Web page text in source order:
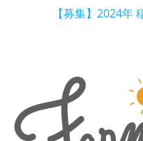
【募集】2024年